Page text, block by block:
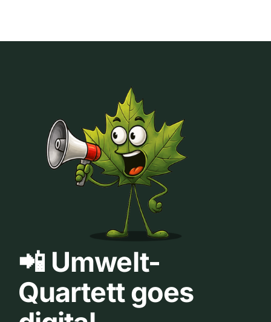
📲 Umwelt-
Quartett goes